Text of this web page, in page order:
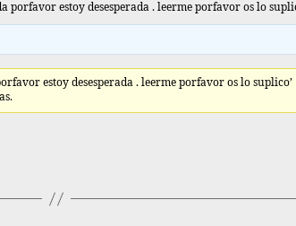
porfavor estoy desesperada . leerme porfavor os lo
estoy desesperada . leerme porfavor os lo suplico’